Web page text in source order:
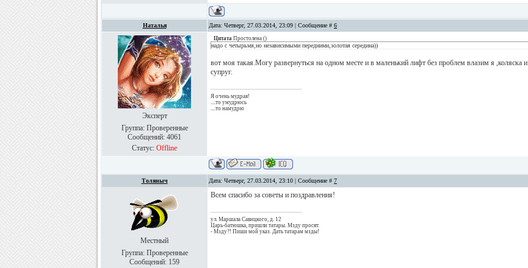
Наталья Дата: Четверг, 27.03.2014, 23:09 | Сообщение # 6
Эксперт
Группа: Проверенные
Сообщений: 4061
Статус: Offline
Цитата Простолена ()
надо с четырьмя,но независимыми передними,золотая середина))
вот моя такая.Могу развернуться на одном месте и в маленький лифт без проблем влазим я ,коляска и
супруг.
Я очень мудрая!
....то умудрюсь
....то намудрю
Толяныч Дата: Четверг, 27.03.2014, 23:10 | Сообщение # 7
Местный
Группа: Проверенные
Сообщений: 159
Всем спасибо за советы и поздравления!
ул. Маршала Савицкого, д. 12
Царь-батюшка, пришли татары. Мзду просят.
- Мзду?! Пиши мой указ. Дать татарам мзды!